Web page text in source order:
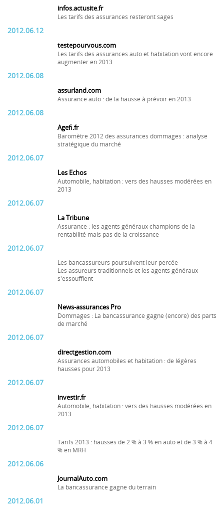
infos.actusite.fr
Les tarifs des assurances resteront sages
2012.06.12
testepourvous.com
Les tarifs des assurances auto et habitation vont encore
augmenter en 2013
2012.06.08
assurland.com
Assurance auto : de la hausse à prévoir en 2013
2012.06.08
Agefi.fr
Baromètre 2012 des assurances dommages : analyse
stratégique du marché
2012.06.07
Les Echos
Automobile, habitation : vers des hausses modérées en
2013
2012.06.07
La Tribune
Assurance : les agents généraux champions de la
rentabilité mais pas de la croissance
2012.06.07
Les bancassureurs poursuivent leur percée
Les assureurs traditionnels et les agents généraux
s'essoufflent
2012.06.07
News-assurances Pro
Dommages : La bancassurance gagne (encore) des parts
de marché
2012.06.07
directgestion.com
Assurances automobiles et habitation : de légères
hausses pour 2013
2012.06.07
investir.fr
Automobile, habitation : vers des hausses modérées en
2013
2012.06.07
Tarifs 2013 : hausses de 2 % à 3 % en auto et de 3 % à 4
% en MRH
2012.06.06
JournalAuto.com
La bancassurance gagne du terrain
2012.06.01